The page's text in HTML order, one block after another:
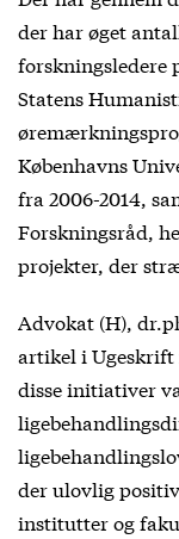
der har øget
forskningsledere
Statens
Københavns
fra 2006-2014,
Forskningsråd,
projekter, der
Advokat (H),
artikel i Ugeskrift
disse initiativer
der ulovlig
institutter og